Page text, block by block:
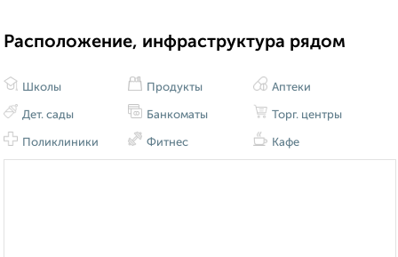
Расположение, инфраструктура рядом
Школы
Дет. сады
Поликлиники
Продукты
Банкоматы
Фитнес
Аптеки
Торг. центры
Кафе